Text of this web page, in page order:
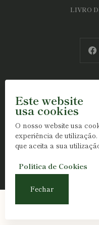
LIVRO
© 2026 KENDALL &
6340. Todos
Este website
usa cookies
O nosso website usa
experiência de
que aceita a sua
Política de Cookies
Fechar